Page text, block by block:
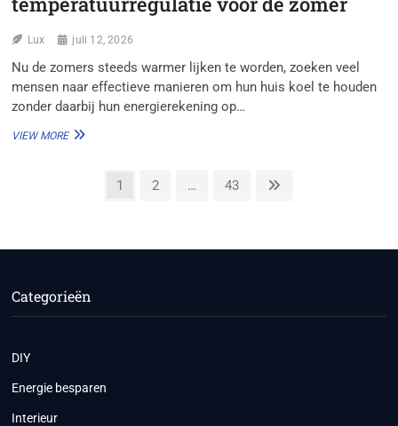
Lux juli 12, 2026
Nu de zomers steeds warmer lijken te worden, zoeken veel
mensen naar effectieve manieren om hun huis koel te houden
zonder daarbij hun energierekening op…
VIEW MOREISOTONE
TEMPERATUURREGULATIE
Page
1 Page
2 … Page
43
Categorieën
DIY
Energie besparen
Interieur